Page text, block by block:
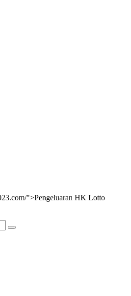
">Pengeluaran HK Lotto